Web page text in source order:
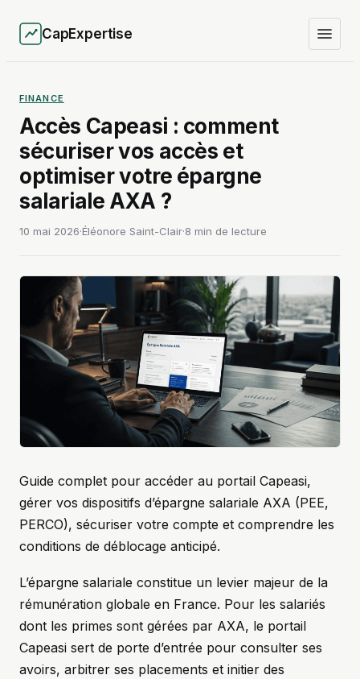
CapExpertise
FINANCE
Accès Capeasi : comment
sécuriser vos accès et
optimiser votre épargne
salariale AXA ?
10 mai 2026·Éléonore Saint-Clair·8 min de lecture
Guide complet pour accéder au portail Capeasi,
gérer vos dispositifs d’épargne salariale AXA (PEE,
PERCO), sécuriser votre compte et comprendre les
conditions de déblocage anticipé.
L’épargne salariale constitue un levier majeur de la
rémunération globale en France. Pour les salariés
dont les primes sont gérées par AXA, le portail
Capeasi sert de porte d’entrée pour consulter ses
avoirs, arbitrer ses placements et initier des